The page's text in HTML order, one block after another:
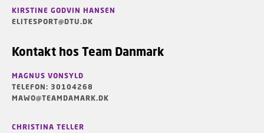
KIRSTINE GODVIN HANSEN
ELITESPORT@DTU.DK
Kontakt hos Team Danmark
MAGNUS VONSYLD
TELEFON: 30104268
MAWO@TEAMDAMARK.DK
CHRISTINA TELLER